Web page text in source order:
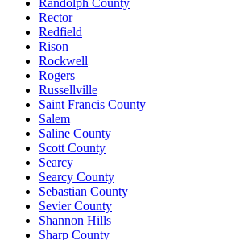
Rector
Redfield
Rison
Rockwell
Rogers
Russellville
Saint Francis County
Salem
Saline County
Scott County
Searcy
Searcy County
Sebastian County
Sevier County
Shannon Hills
Sharp County